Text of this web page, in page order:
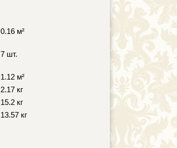
0.16 м²
7 шт.
1.12 м²
2.17 кг
15.2 кг
13.57 кг